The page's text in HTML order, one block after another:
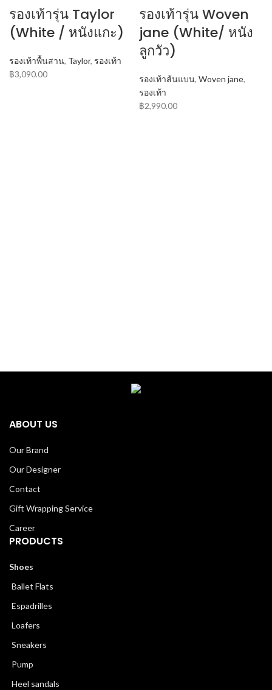
รองเท้ารุ่น Taylor
(White / หนังแกะ)
รองเท้าพื้นสาน, Taylor, รองเท้า
฿3,090.00
รองเท้ารุ่น Woven
jane (White/ หนัง
ลูกวัว)
รองเท้าส้นแบน, Woven jane,
รองเท้า
฿2,990.00
ABOUT US
Our Brand
Our Designer
Contact
Gift Wrapping Service
Career
PRODUCTS
Shoes
Ballet Flats
Espadrilles
Loafers
Sneakers
Pump
Heel sandals